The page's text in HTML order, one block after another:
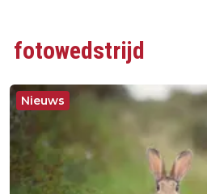
fotowedstrijd
Nieuws